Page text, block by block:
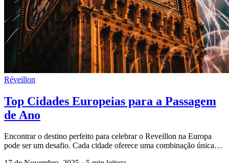
Réveillon
Top Cidades Europeias para a Passagem
de Ano
Encontrar o destino perfeito para celebrar o Reveillon na Europa
pode ser um desafio. Cada cidade oferece uma combinação única…